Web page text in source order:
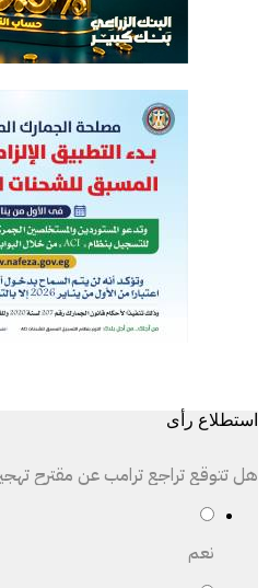
استطلاع رأى
هل تتوقع تراجع ترامب عن مقترح
نعم